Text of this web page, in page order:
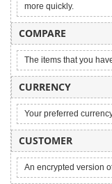
more quickly.
COMPARE
The items that you
CURRENCY
Your preferred
CUSTOMER
An encrypted version